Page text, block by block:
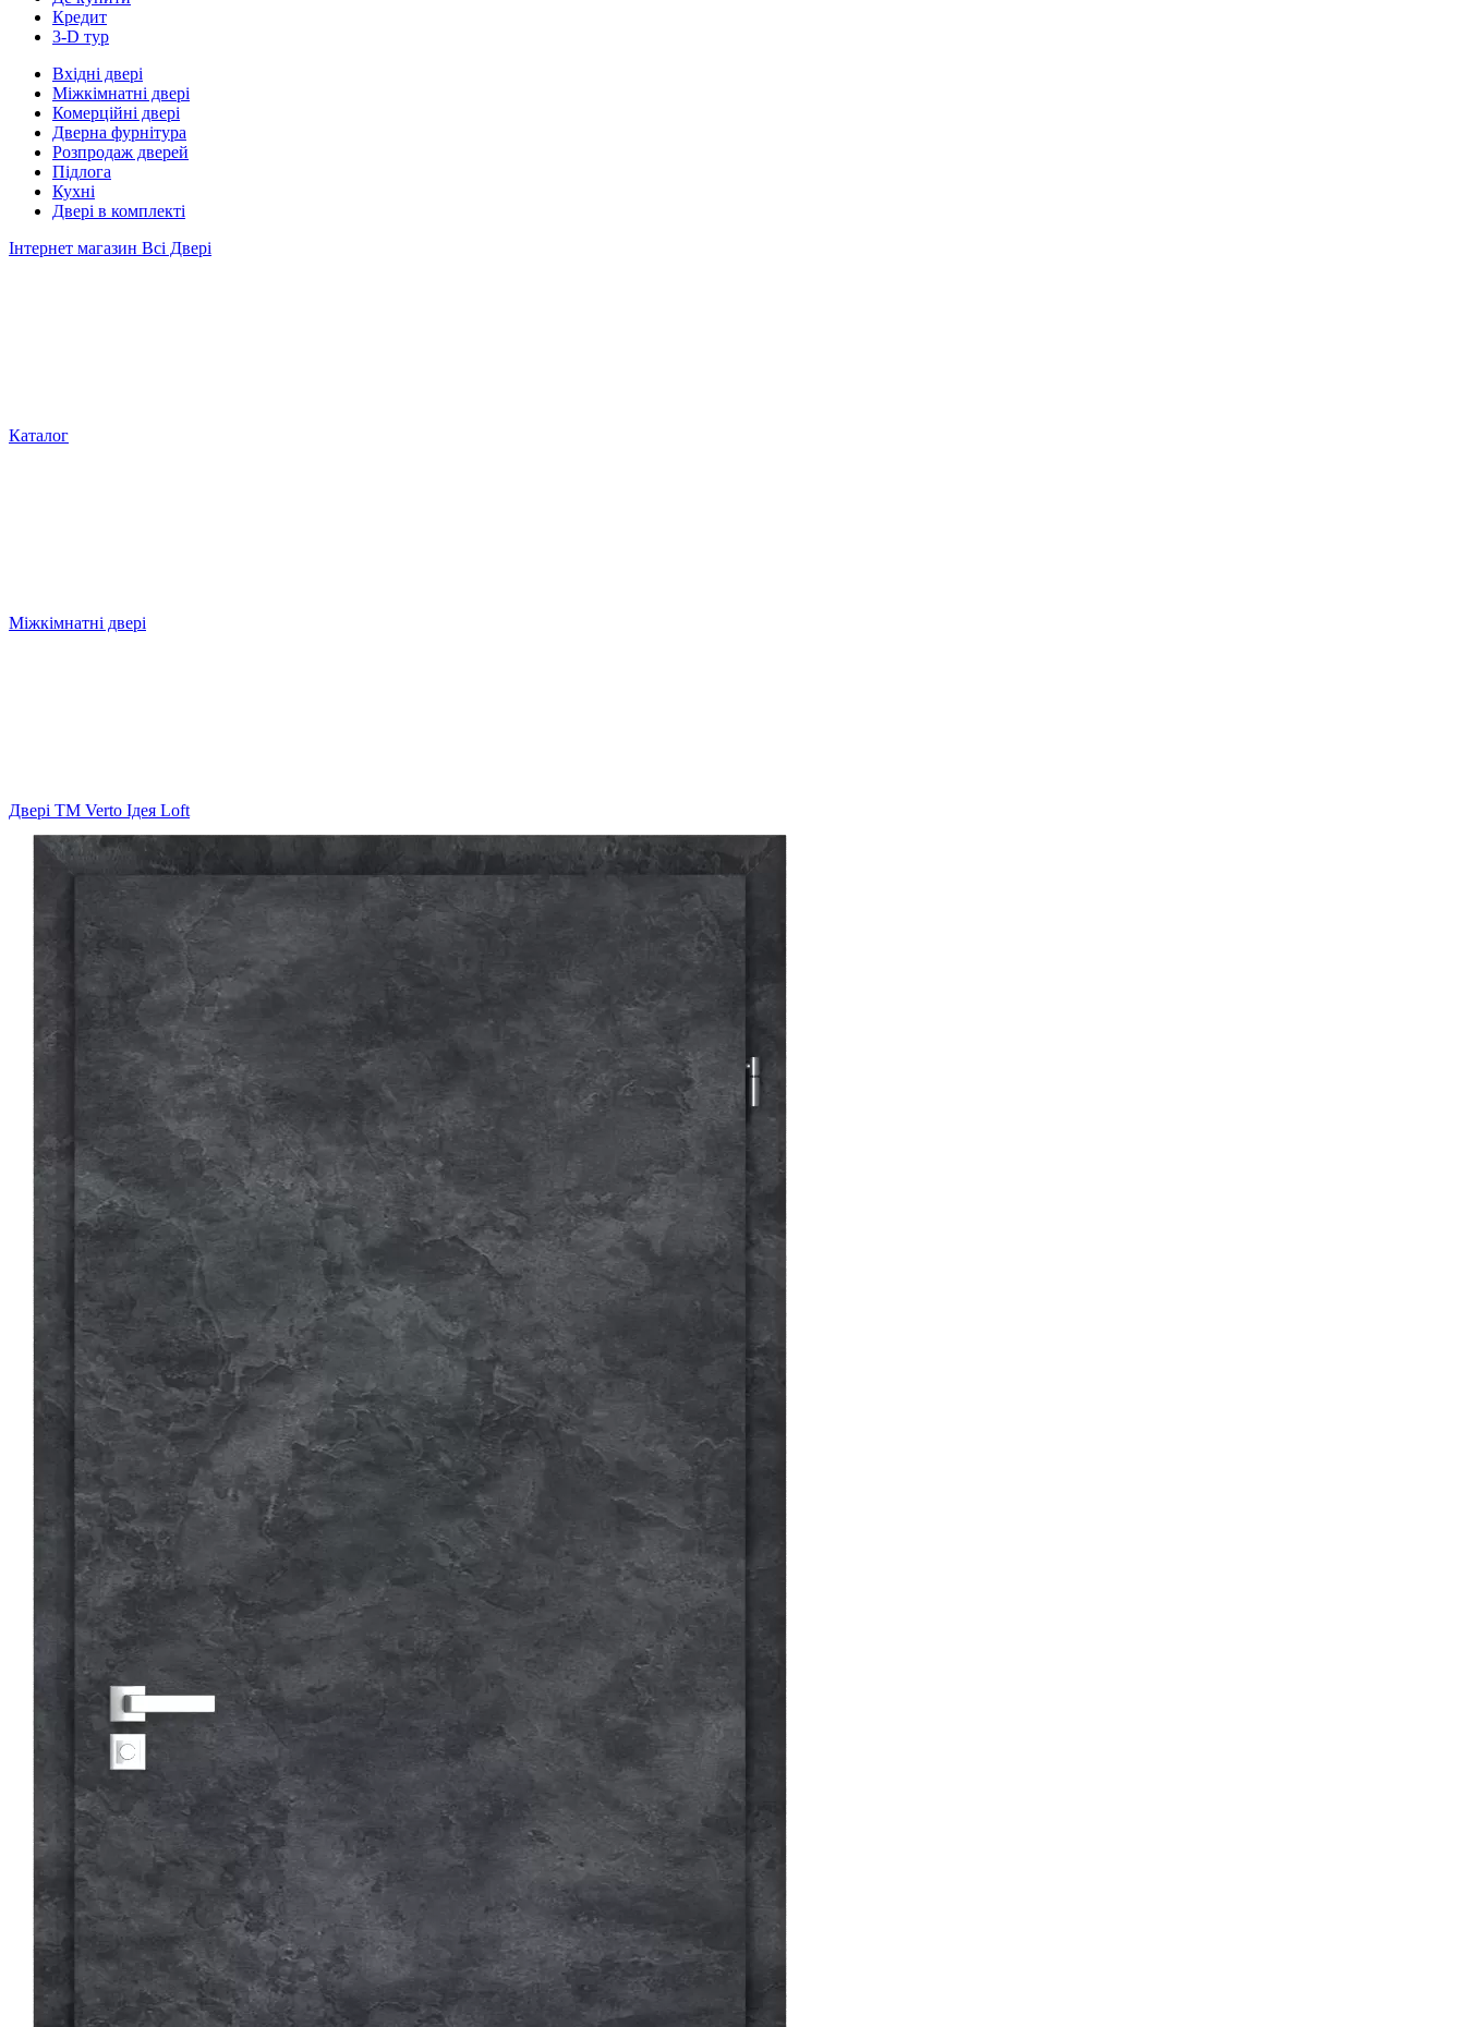
Кредит
3-D тур
Вхідні двері
Міжкімнатні двері
Комерційні двері
Дверна фурнітура
Розпродаж дверей
Підлога
Кухні
Двері в комплекті
Інтернет магазин Всі Двері
Каталог
Міжкімнатні двері
Двері ТМ Verto Ідея Loft